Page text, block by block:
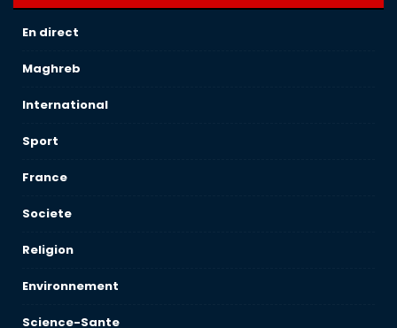
En direct
Maghreb
International
Sport
France
Societe
Religion
Environnement
Science-Sante